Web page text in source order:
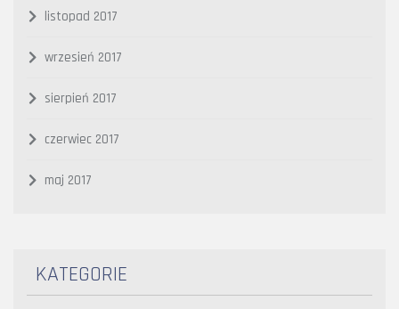
listopad 2017
wrzesień 2017
sierpień 2017
czerwiec 2017
maj 2017
KATEGORIE